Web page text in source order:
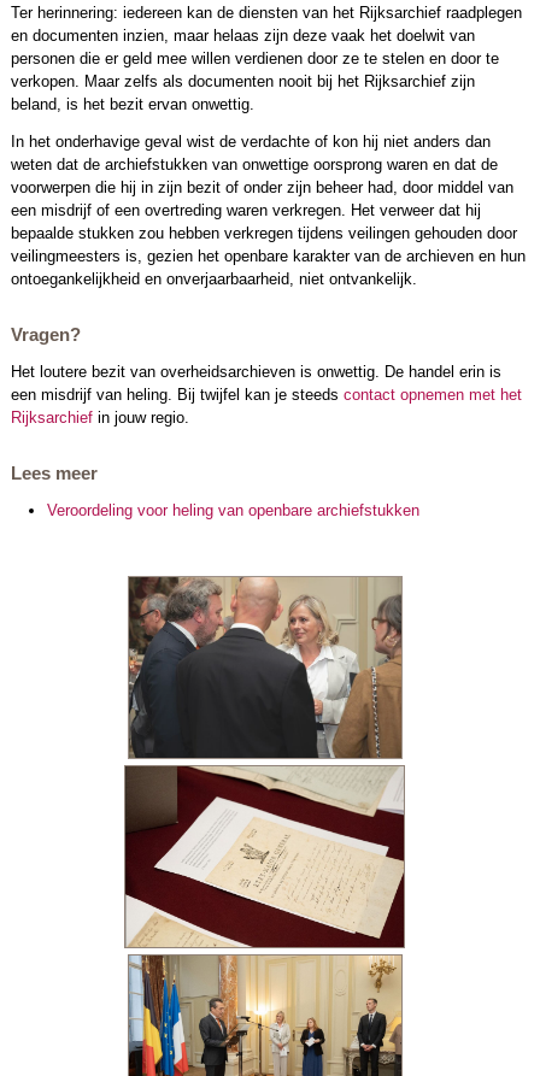
Ter herinnering: iedereen kan de diensten van het Rijksarchief raadplegen
en documenten inzien, maar helaas zijn deze vaak het doelwit van
personen die er geld mee willen verdienen door ze te stelen en door te
verkopen. Maar zelfs als documenten nooit bij het Rijksarchief zijn
beland, is het bezit ervan onwettig.
In het onderhavige geval wist de verdachte of kon hij niet anders dan
weten dat de archiefstukken van onwettige oorsprong waren en dat de
voorwerpen die hij in zijn bezit of onder zijn beheer had, door middel van
een misdrijf of een overtreding waren verkregen. Het verweer dat hij
bepaalde stukken zou hebben verkregen tijdens veilingen gehouden door
veilingmeesters is, gezien het openbare karakter van de archieven en hun
ontoegankelijkheid en onverjaarbaarheid, niet ontvankelijk.
Vragen?
Het loutere bezit van overheidsarchieven is onwettig. De handel erin is
een misdrijf van heling. Bij twijfel kan je steeds contact opnemen met het
Rijksarchiefin jouw regio.
Lees meer
Veroordeling voor heling van openbare archiefstukken